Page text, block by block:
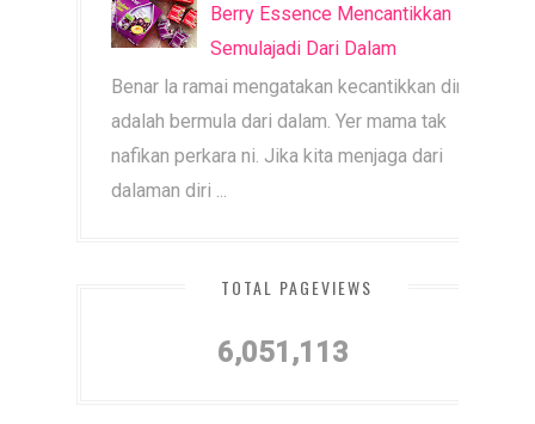
Berry Essence Mencantikkan
Semulajadi Dari Dalam
Benar la ramai mengatakan kecantikkan diri
adalah bermula dari dalam. Yer mama tak
nafikan perkara ni. Jika kita menjaga dari
dalaman diri ...
TOTAL PAGEVIEWS
6,051,113